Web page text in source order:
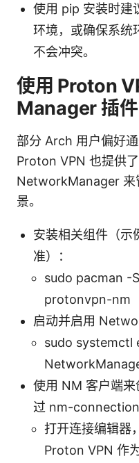
使用 pip 安装时建
环境，或确保系统
不会冲突。
使用 Proton
Manager 插件
部分 Arch 用户偏好
Proton VPN 也提供
NetworkManager 来
景。
安装相关组件（示
准）：
sudo pacman -
protonvpn-nm
启动并启用
sudo systemctl
使用 NM 客户端
过 nm-
打开连接编辑器
Proton VPN 作